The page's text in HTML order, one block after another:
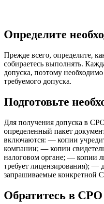
Определите
Прежде всего, определите,
собираетесь выполнять.
допуска, поэтому
требуемого допуска.
Подготовьте
Для получения допуска в
определенный пакет
включаются: — копии
компании; — копии
налоговом органе; — копии
требует лицензирования); —
запрашиваемые конкретной
Обратитесь в СРО